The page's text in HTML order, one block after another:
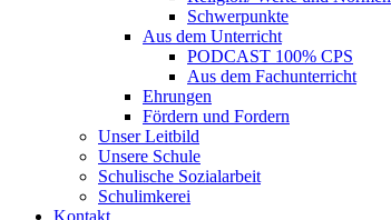
Schwerpunkte
Aus dem Unterricht
PODCAST 100% CPS
Aus dem Fachunterricht
Ehrungen
Fördern und Fordern
Unser Leitbild
Unsere Schule
Schulische Sozialarbeit
Schulimkerei